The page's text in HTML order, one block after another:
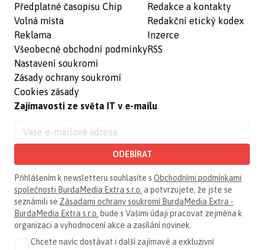
Předplatné časopisu Chip
Volná místa
Reklama
Všeobecné obchodní podmínky
Nastavení soukromí
Zásady ochrany soukromí
Cookies zásady
Redakce a kontakty
Redakční etický kodex
Inzerce
RSS
Zajímavosti ze světa IT v e-mailu
ODEBÍRAT
Přihlášením k newsletteru souhlasíte s Obchodními podmínkami
společnosti BurdaMedia Extra s.r.o. a potvrzujete, že jste se
seznámili se Zásadami ochrany soukromí BurdaMedia Extra -
BurdaMedia Extra s.r.o. bude s Vašimi údaji pracovat zejména k
organizaci a vyhodnocení akce a zasílání novinek.
Chcete navíc dostávat i další zajímavé a exkluzivní